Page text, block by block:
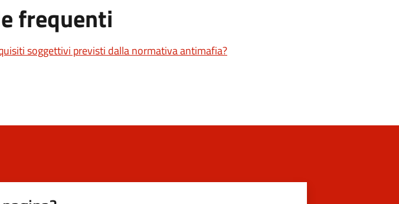
frequenti
soggettivi previsti dalla normativa antimafia?